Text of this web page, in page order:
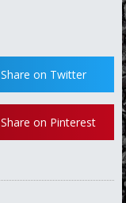
Share on Twitter
Share on Pinterest